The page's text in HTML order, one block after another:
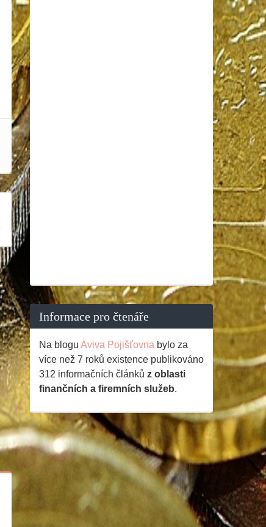
Informace pro čtenáře
Na blogu Aviva Pojišťovna bylo za
více než 7 roků existence publikováno
312 informačních článků z oblasti
finančních a firemních služeb.